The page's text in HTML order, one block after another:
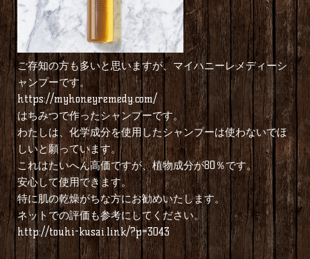
ご存知の方も多いと思いますが、マイハニーレメディーシ
ャンプーです。
https://myhoneyremedy.com/
はちみつで作ったシャンプーです。
わたしは、化学成分を使用したシャンプーは使わないでほ
しいと願っています。
これはたいへん高価ですが、植物成分が80％です。
安心して使用できます。
特に肌の乾燥がちな方にお勧めいたします。
ネットでの評価も参考にしてください。
http://touhi-kusai.link/?p=3043